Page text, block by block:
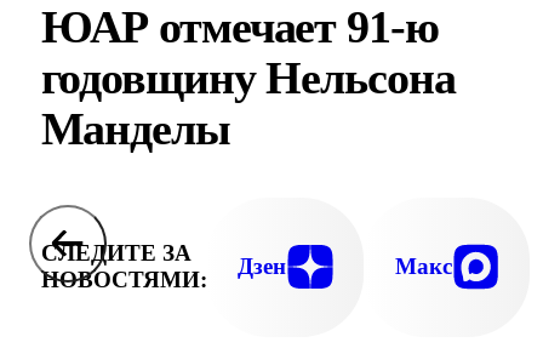
ЮАР отмечает 91-ю
годовщину Нельсона
Манделы
СЛЕДИТЕ ЗА
НОВОСТЯМИ:
Дзен Макс